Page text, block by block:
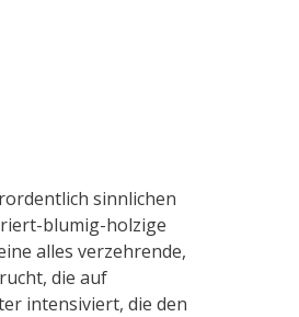
sinnlichen
blumig-holzige
alles verzehrende,
die auf
intensiviert, die den